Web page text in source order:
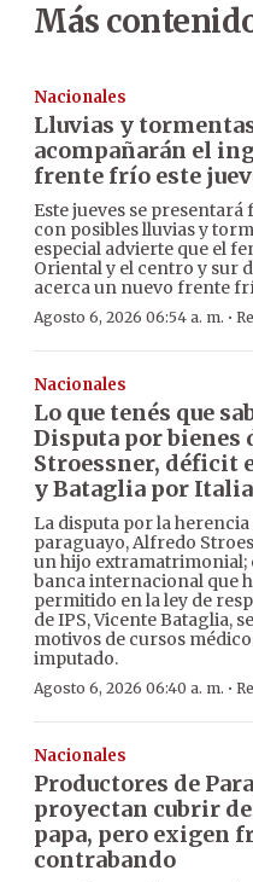
Más
Nacionales
Lluvias y
acompañarán el
frente frío este
Este jueves se
con posibles lluvias y
especial advierte que el
Oriental y el centro y sur
acerca un nuevo frente
Agosto 6, 2026 06:54 a. m. ·
Nacionales
Lo que tenés que
Disputa por bienes
Stroessner, déficit
y Bataglia por Italia
La disputa por la
paraguayo, Alfredo
un hijo extramatrimonial;
banca internacional que
permitido en la ley de
de IPS, Vicente Bataglia,
motivos de cursos
imputado.
Agosto 6, 2026 06:40 a. m. ·
Nacionales
Productores de
proyectan cubrir
papa, pero exigen
contrabando